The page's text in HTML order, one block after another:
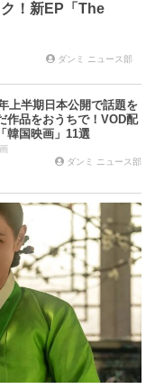
！新EP「The
ダンミ ニュース部
上半期日本公開で話題を
作品をおうちで！VOD配
韓国映画」11選
ダンミ ニュース部